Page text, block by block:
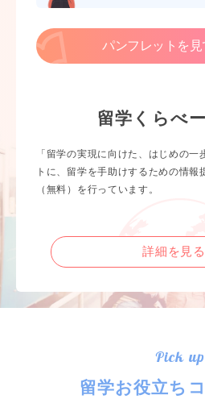
パンフレットを見
留学くらべ
「留学の実現に向けた、はじめの
トに、留学を手助けするための情
（無料）を行っています。
詳細を見る
Pick up
留学お役立ち